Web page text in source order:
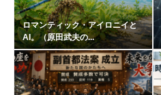
ロマンティック・アイロニイと
AI。（原田武夫の...